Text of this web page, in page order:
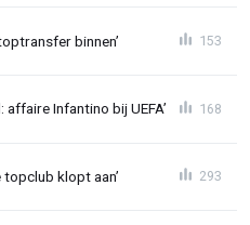
binnen’ 153
affaire Infantino bij UEFA’ 168
klopt aan’ 293